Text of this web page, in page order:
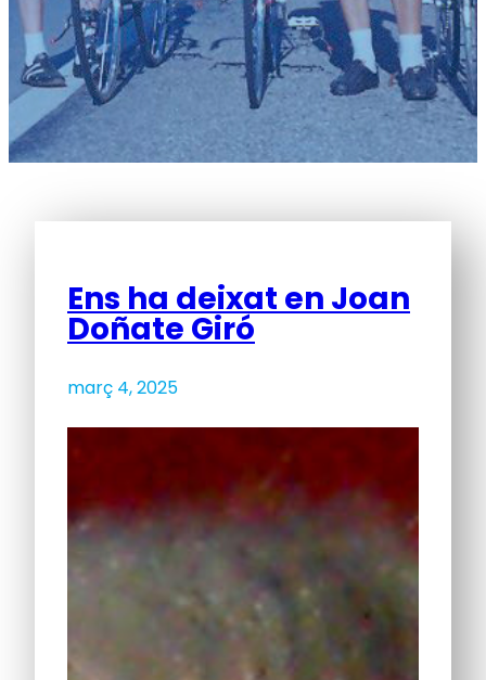
Ens ha deixat en Joan
Doñate Giró
març 4, 2025